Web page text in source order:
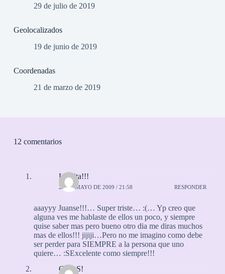
29 de julio de 2019
Geolocalizados
19 de junio de 2019
Coordenadas
21 de marzo de 2019
12 comentarios
Laurita!!!
23 DE MAYO DE 2009 / 21:58 RESPONDER
aaayyy Juanse!!!… Super triste… :(… Yp creo que
alguna ves me hablaste de ellos un poco, y siempre
quise saber mas pero bueno otro dia me diras muchos
mas de ellos!!! jijiji…Pero no me imagino como debe
ser perder para SIEMPRE a la persona que uno
quiere… :SExcelente como siempre!!!
CeLeS!